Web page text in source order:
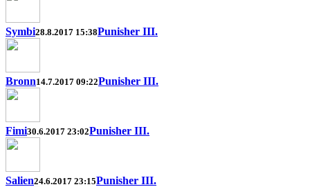
Symbi28.8.2017 15:38Punisher III.
Bronn14.7.2017 09:22Punisher III.
Fimi30.6.2017 23:02Punisher III.
Salien24.6.2017 23:15Punisher III.